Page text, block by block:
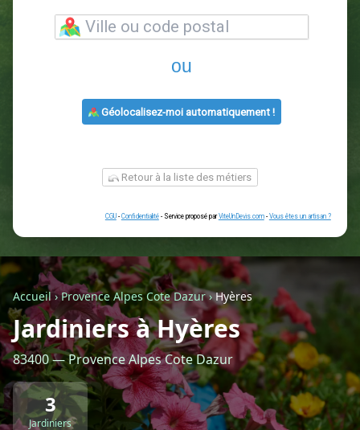
votre projet :
ou
Géolocalisez-moi automatiquement !
Retour à la liste des métiers
CGU-Confidentialité- Service proposé par ViteUnDevis.com-Vous
Accueil›Provence Alpes Cote Dazur›Hyères
Jardiniers à Hyères
83400 — Provence Alpes Cote Dazur
3
Jardiniers